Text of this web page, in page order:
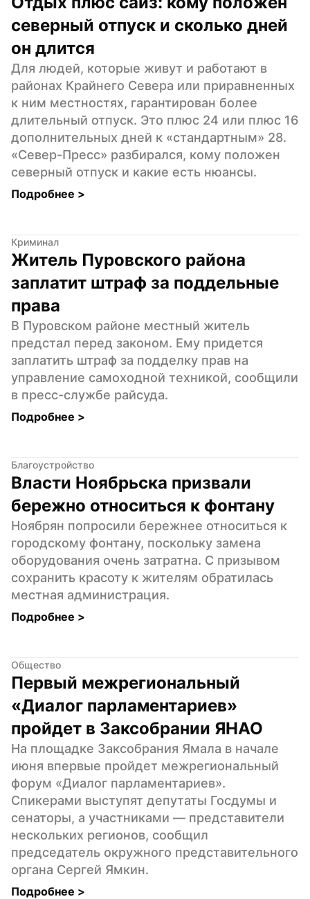
северный отпуск и сколько дней
он длится
Для людей, которые живут и работают в
районах Крайнего Севера или приравненных
к ним местностях, гарантирован более
длительный отпуск. Это плюс 24 или плюс 16
дополнительных дней к «стандартным» 28.
«Север-Пресс» разбирался, кому положен
северный отпуск и какие есть нюансы.
Подробнее >
Криминал
Житель Пуровского района
заплатит штраф за поддельные
права
В Пуровском районе местный житель
предстал перед законом. Ему придется
заплатить штраф за подделку прав на
управление самоходной техникой, сообщили
в пресс-службе райсуда.
Подробнее >
Благоустройство
Власти Ноябрьска призвали
бережно относиться к фонтану
Ноябрян попросили бережнее относиться к
городскому фонтану, поскольку замена
оборудования очень затратна. С призывом
сохранить красоту к жителям обратилась
местная администрация.
Подробнее >
Общество
Первый межрегиональный
«Диалог парламентариев»
пройдет в Заксобрании ЯНАО
На площадке Заксобрания Ямала в начале
июня впервые пройдет межрегиональный
форум «Диалог парламентариев».
Спикерами выступят депутаты Госдумы и
сенаторы, а участниками — представители
нескольких регионов, сообщил
председатель окружного представительного
органа Сергей Ямкин.
Подробнее >